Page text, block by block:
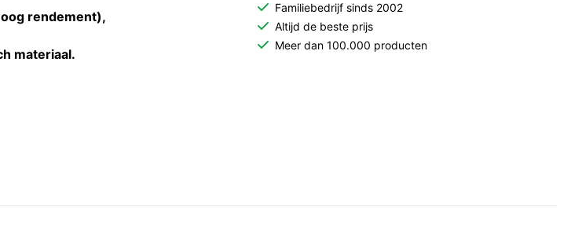
rendement),
materiaal.
Familiebedrijf sinds 2002
Altijd de beste prijs
Meer dan 100.000 producten